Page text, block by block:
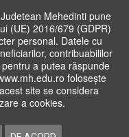
Mehedinti pune
(UE) 2016/679 (GDPR)
personal. Datele cu
contribuabililor
a putea răspunde
folosește
site se considera
a cookies.